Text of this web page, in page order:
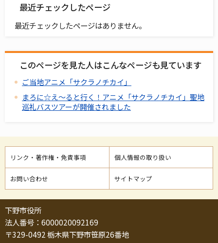
最近チェックしたページ
最近チェックしたページはありません。
このページを見た人はこんなページも見ています
ご当地アニメ「サクラノチカイ」
まろに☆え～ると行く！アニメ「サクラノチカイ」聖地
巡礼バスツアーが開催されました
リンク・著作権・免責事項 個人情報の取り扱い
お問い合わせ サイトマップ
下野市役所
法人番号：6000020092169
〒329-0492 栃木県下野市笹原26番地